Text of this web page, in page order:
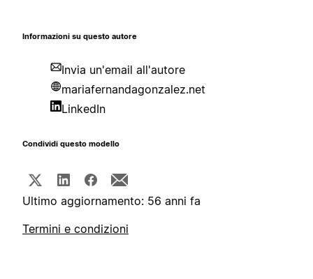
Informazioni su questo autore
Invia un'email all'autore
mariafernandagonzalez.net
LinkedIn
Condividi questo modello
Ultimo aggiornamento: 56 anni fa
Termini e condizioni